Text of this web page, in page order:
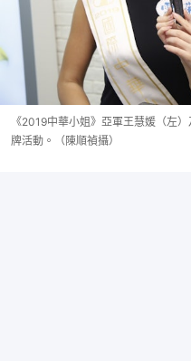
《2019中華小姐》亞軍王慧媛（左
牌活動。（陳順禎攝）